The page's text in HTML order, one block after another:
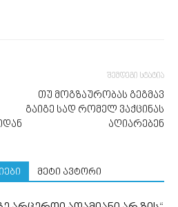
შემდეგი სტატია
თუ მოგზაურობას გეგმავ
გაიგე სად რომელ ვაქცინას
აღიარებენ
მეტი ავტორი